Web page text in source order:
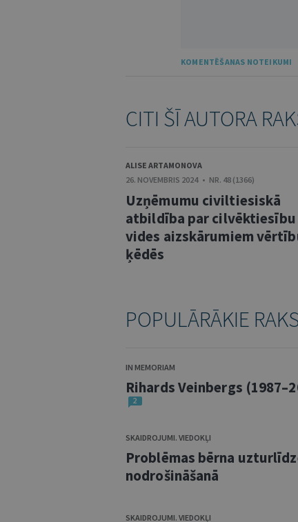
KOMENTĒŠANAS NOTEIKUMI
CITI ŠĪ AUTORA
ALISE ARTAMONOVA
26. NOVEMBRIS 2024 • NR. 48 (1366)
Uzņēmumu civiltiesiskā
atbildība par cilvēktiesību
vides aizskārumiem
ķēdēs
POPULĀRĀKIE
IN MEMORIAM
Rihards Veinbergs
2
SKAIDROJUMI. VIEDOKĻI
Problēmas bērna
nodrošināšanā
SKAIDROJUMI. VIEDOKĻI